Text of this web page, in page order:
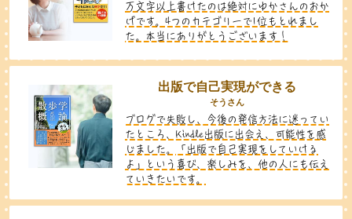
万文字以上書けたのは絶対にゆかさんのおか
げです。4つのカテゴリーで1位もとれまし
た。本当にありがとうございます！
出版で自己実現ができる
そうさん
ブログで失敗し、今後の発信方法に迷ってい
たところ、Kindle出版に出会え、可能性を感
じました。
「出版で自己実現をしていける
よ」という喜び、楽しみを、他の人にも伝え
ていきたいです。